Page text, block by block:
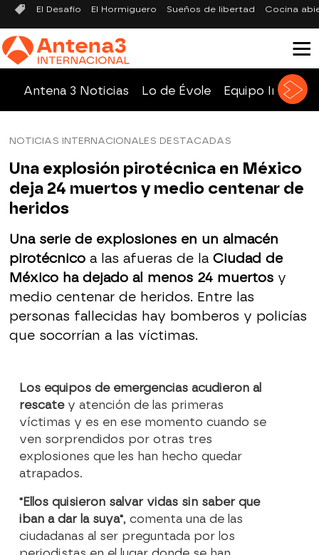
El Desafío El Hormiguero Sueños de libertad Cocina
Antena 3 Noticias Lo de Évole Equipo
NOTICIAS INTERNACIONALES DESTACADAS
Una explosión pirotécnica en México
deja 24 muertos y medio centenar de
heridos
Una serie de explosiones en un almacén
pirotécnicoa las afueras de la Ciudad de
México ha dejado al menos 24 muertosy
medio centenar de heridos. Entre las
personas fallecidas hay bomberos y policías
que socorrían a las víctimas.
Los equipos de emergencias acudieron al
rescatey atención de las primeras
víctimas y es en ese momento cuando se
ven sorprendidos por otras tres
explosiones que les han hecho quedar
atrapados.
"Ellos quisieron salvar vidas sin saber que
iban a dar la suya", comenta una de las
ciudadanas al ser preguntada por los